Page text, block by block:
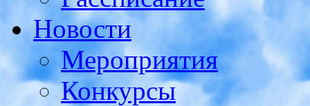
Новости
Мероприятия
Конкурсы